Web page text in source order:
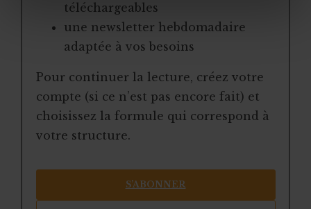
téléchargeables
une newsletter hebdomadaire
adaptée à vos besoins
Pour continuer la lecture, créez votre
compte (si ce n’est pas encore fait) et
choisissez la formule qui correspond à
votre structure.
S’ABONNER